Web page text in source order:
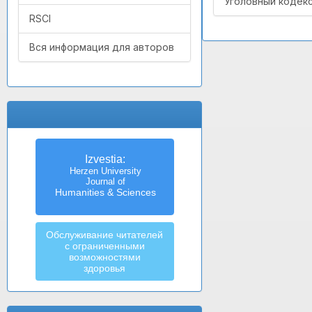
RSCI
Вся информация для авторов
Izvestia:
Herzen University
Journal of
Humanities & Sciences
Обслуживание читателей
с ограниченными
возможностями
здоровья